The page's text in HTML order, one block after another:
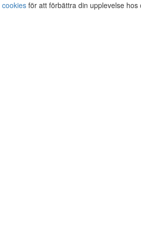
cookies för att förbättra din upplevelse hos